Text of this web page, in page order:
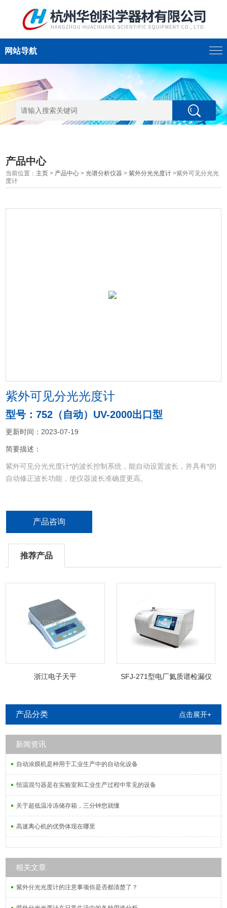
网站导航
产品中心
当前位置： 主页 > 产品中心 >光谱分析仪器 >紫外分光光度计 >紫外可见分光光
度计
紫外可见分光光度计
型号：752（自动）UV-2000出口型
更新时间：2023-07-19
简要描述：
紫外可见分光光度计*的波长控制系统，能自动设置波长，并具有*的
自动修正波长功能，使仪器波长准确度更高。
产品咨询
推荐产品
浙江电子天平 SFJ-271型电厂氦质谱检漏仪
产品分类 点击展开+
新闻资讯
自动涂膜机是种用于工业生产中的自动化设备
恒温混匀器是在实验室和工业生产过程中常见的设备
关于超低温冷冻储存箱，三分钟您就懂
高速离心机的优势体现在哪里
相关文章
紫外分光光度计的注意事项你是否都清楚了？